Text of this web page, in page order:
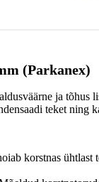
(Parkanex)
ja tõhus
teket ning
korstnas ühtlast